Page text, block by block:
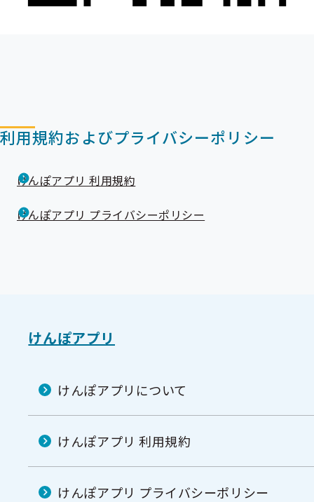
利用規約およびプライバシーポリシー
けんぽアプリ 利用規約
けんぽアプリ プライバシーポリシー
けんぽアプリ
けんぽアプリについて
けんぽアプリ 利用規約
けんぽアプリ プライバシーポリシー